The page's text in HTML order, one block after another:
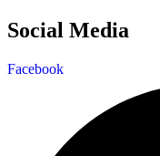
Social Media
Facebook